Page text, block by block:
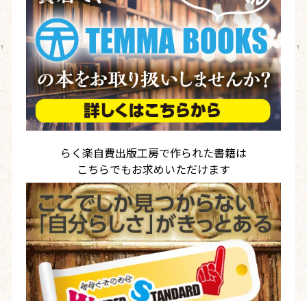
らく楽自費出版工房で作られた書籍は
こちらでもお求めいただけます